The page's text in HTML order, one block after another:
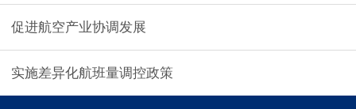
促进航空产业协调发展
实施差异化航班量调控政策